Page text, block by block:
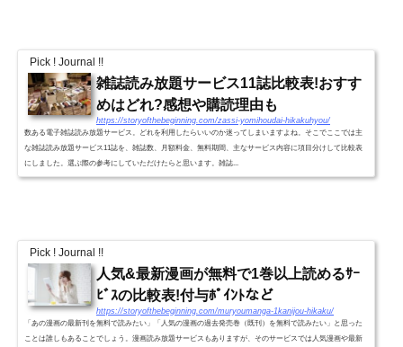
Pick ! Journal !!
雑誌読み放題サービス11誌比較表!おすす
めはどれ?感想や購読理由も
https://storyofthebeginning.com/zassi-yomihoudai-hikakuhyou/
数ある電子雑誌読み放題サービス。どれを利用したらいいのか迷ってしまいますよね。そこでここでは主
な雑誌読み放題サービス11誌を、雑誌数、月額料金、無料期間、主なサービス内容に項目分けして比較表
にしました。選ぶ際の参考にしていただけたらと思います。雑誌...
Pick ! Journal !!
人気&最新漫画が無料で1巻以上読めるｻｰ
ﾋﾞｽの比較表!付与ﾎﾟｲﾝﾄなど
https://storyofthebeginning.com/muryoumanga-1kanijou-hikaku/
「あの漫画の最新刊を無料で読みたい」「人気の漫画の過去発売巻（既刊）を無料で読みたい」と思った
ことは誰しもあることでしょう。漫画読み放題サービスもありますが、そのサービスでは人気漫画や最新